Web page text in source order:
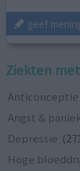
geef
Ziekten
Angst &
Depressie
Hoge